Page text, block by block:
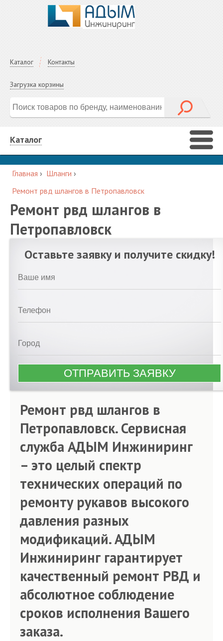
Каталог Контакты
Загрузка корзины
Каталог
Главная › Шланги ›
Ремонт рвд шлангов в Петропавловск
Ремонт рвд шлангов в
Петропавловск
Оставьте заявку и получите скидку!
Ремонт рвд шлангов в
Петропавловск. Сервисная
служба АДЫМ Инжиниринг
– это целый спектр
технических операций по
ремонту рукавов высокого
давления разных
модификаций. АДЫМ
Инжиниринг гарантирует
качественный ремонт РВД и
абсолютное соблюдение
сроков исполнения Вашего
заказа.